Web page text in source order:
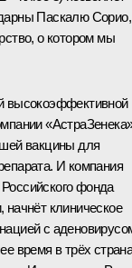
Паскалю Сорио,
о котором мы
высокоэффективной
вакцины для
И компания
фонда
клиническое
с
время в трёх